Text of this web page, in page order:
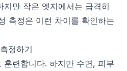
만 작은 엣지에서는 급격히
측정은 이런 차이를 확인하는
정하기
훈련합니다. 하지만 수면, 피부